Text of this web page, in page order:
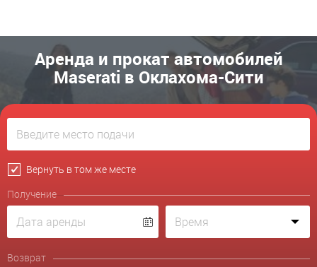
Аренда и прокат автомобилей
Maserati в Оклахома-Сити
Вернуть в том же месте
Получение
Возврат